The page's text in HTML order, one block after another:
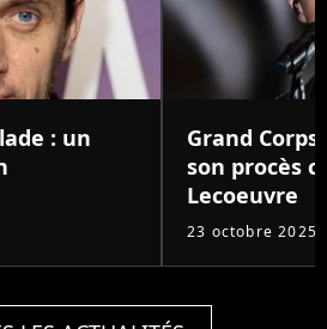
: un
Grand
son procès
Lecoeuvre
23 octobre 2025